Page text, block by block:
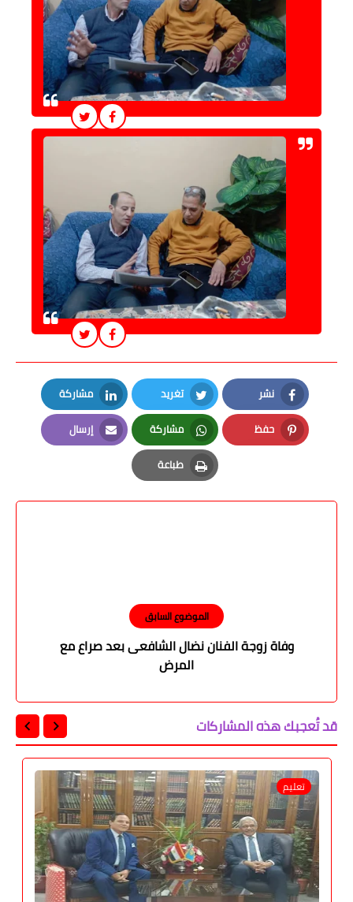
نشر
Facebook
تغريد
Twitter
مشاركة
LinkedIn
حفظ
Pinterest
مشاركة
Whatsapp
إرسال
Email
طباعة
Print
الموضوع السابق
وفاة زوجة الفنان نضال الشافعى بعد صراع مع
المرض
قد تُعجبك هذه المشاركات
تعليم